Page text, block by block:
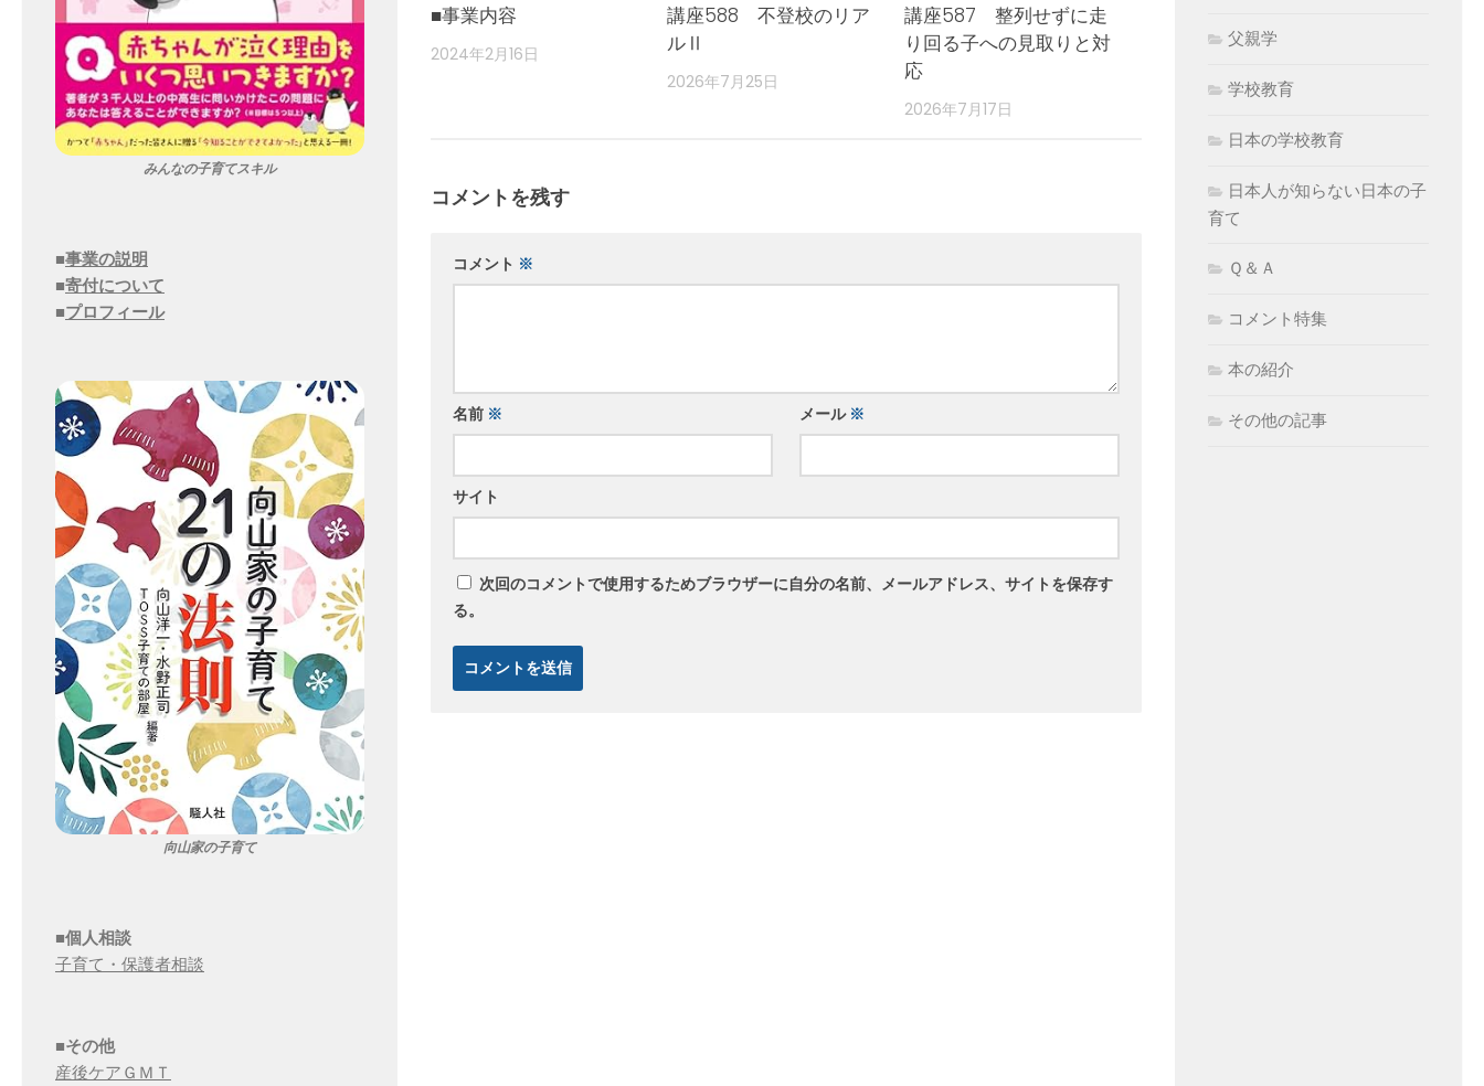
■事業内容
2024年2月16日
講座588 不登校のリア
ルⅡ
2026年7月25日
講座587 整列せずに走
り回る子への見取りと対
応
2026年7月17日
コメントを残す
コメント ※
名前 ※ メール ※
サイト
次回のコメントで使用するためブラウザーに自分の名前、メールアドレス、サイトを保存す
る。
みんなの子育てスキル
■事業の説明
■寄付について
■プロフィール
向山家の子育て
■個人相談
子育て・保護者相談
■その他
産後ケアＧＭＴ
父親学
学校教育
日本の学校教育
日本人が知らない日本の子
育て
Ｑ＆Ａ
コメント特集
本の紹介
その他の記事